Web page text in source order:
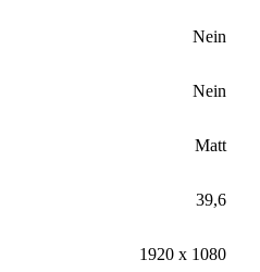
Nein
Nein
Matt
39,6
1920 x 1080